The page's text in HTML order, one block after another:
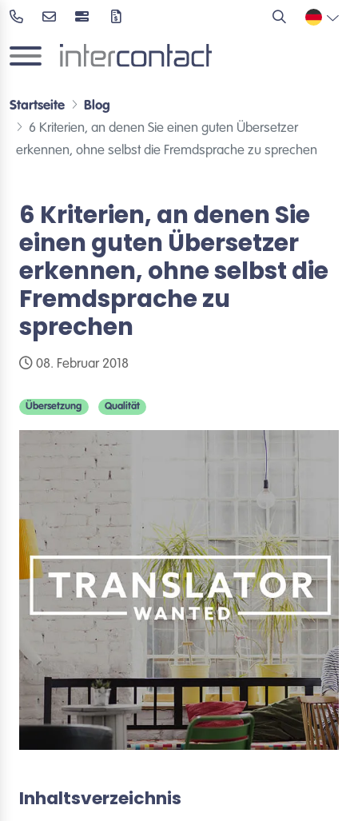
Startseite
Blog
6 Kriterien, an denen Sie einen guten Übersetzer
erkennen, ohne selbst die Fremdsprache zu sprechen
6 Kriterien, an denen Sie
einen guten Übersetzer
erkennen, ohne selbst die
Fremdsprache zu
sprechen
08. Februar 2018
Übersetzung Qualität
Inhaltsverzeichnis